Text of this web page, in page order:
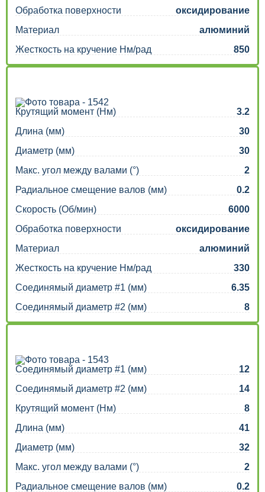
Обработка поверхности
оксидирование
Материал
алюминий
Жесткость на кручение Нм/рад
850
Крутящий момент (Нм)
3.2
Длина (мм)
30
Диаметр (мм)
30
Макс. угол между валами (°)
2
Радиальное смещение валов (мм)
0.2
Скорость (Об/мин)
6000
Обработка поверхности
оксидирование
Материал
алюминий
Жесткость на кручение Нм/рад
330
Соединямый диаметр #1 (мм)
6.35
Соединямый диаметр #2 (мм)
8
Соединямый диаметр #1 (мм)
12
Соединямый диаметр #2 (мм)
14
Крутящий момент (Нм)
8
Длина (мм)
41
Диаметр (мм)
32
Макс. угол между валами (°)
2
Радиальное смещение валов (мм)
0.2